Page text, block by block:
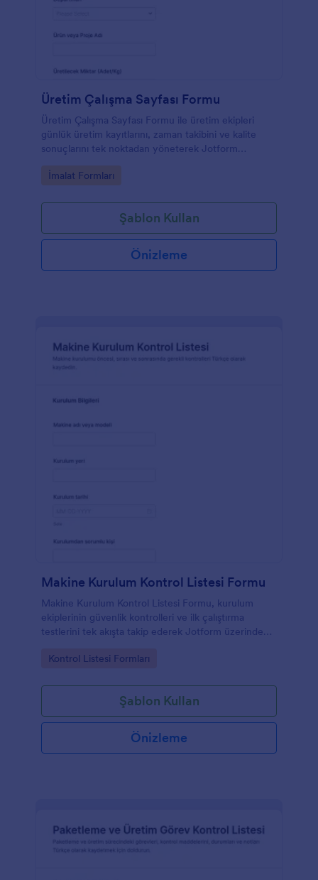
Üretim Çalışma Sayfası Formu
Üretim Çalışma Sayfası Formu ile üretim ekipleri
günlük üretim kayıtlarını, zaman takibini ve kalite
sonuçlarını tek noktadan yöneterek Jotform
Go to Category:
İmalat Formları
Şablon Kullan
Önizleme
Makine Kurulum Kontrol Listesi Formu
Makine Kurulum Kontrol Listesi Formu, kurulum
ekiplerinin güvenlik kontrolleri ve ilk çalıştırma
testlerini tek akışta takip ederek Jotform üzerinden
yapmasına yardımcı olur.
Go to Category:
Kontrol Listesi Formları
Şablon Kullan
Önizleme